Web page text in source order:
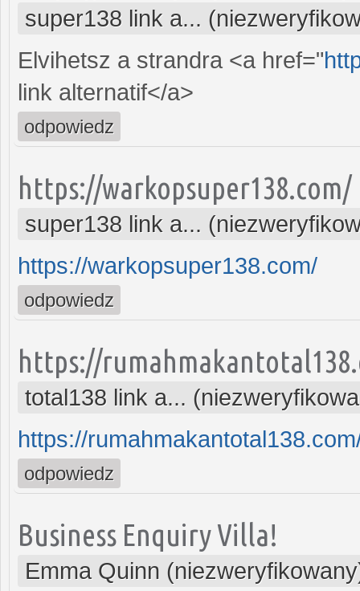
super138 link a...
Elvihetsz a strandra <a href="
link alternatif</a>
odpowiedz
https://warkopsuper138.com/
super138 link a...
https://warkopsuper138.com/
odpowiedz
https://
total138 link a...
https://
odpowiedz
Business Enquiry Villa!
Emma Quinn